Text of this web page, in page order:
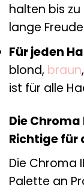
halten bis
lange
Für jeden
blond, braun
ist für alle
Die
Richtige für
Die Chroma
Palette an